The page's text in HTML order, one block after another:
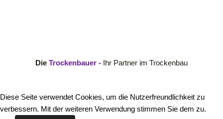
Die Trockenbauer - Ihr Partner im Trockenbau
Diese Seite verwendet Cookies, um die Nutzerfreundlichkeit zu
verbessern. Mit der weiteren Verwendung stimmen Sie dem zu.